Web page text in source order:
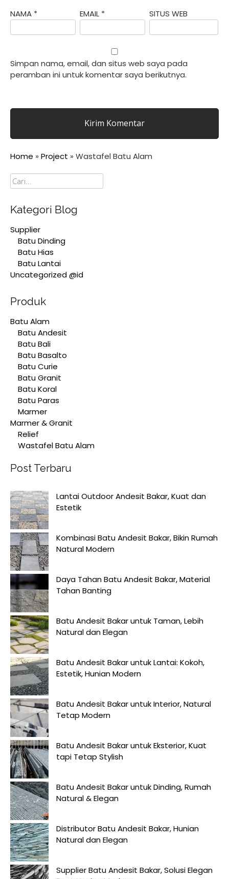
NAMA * EMAIL * SITUS WEB
Simpan nama, email, dan situs web saya pada
peramban ini untuk komentar saya berikutnya.
Home » Project » Wastafel Batu Alam
Cari
Kategori Blog
Supplier
Batu Dinding
Batu Hias
Batu Lantai
Uncategorized @id
Produk
Batu Alam
Batu Andesit
Batu Bali
Batu Basalto
Batu Curie
Batu Granit
Batu Koral
Batu Paras
Marmer
Marmer & Granit
Relief
Wastafel Batu Alam
Post Terbaru
Lantai Outdoor Andesit Bakar, Kuat dan
Estetik
Kombinasi Batu Andesit Bakar, Bikin Rumah
Natural Modern
Daya Tahan Batu Andesit Bakar, Material
Tahan Banting
Batu Andesit Bakar untuk Taman, Lebih
Natural dan Elegan
Batu Andesit Bakar untuk Lantai: Kokoh,
Estetik, Hunian Modern
Batu Andesit Bakar untuk Interior, Natural
Tetap Modern
Batu Andesit Bakar untuk Eksterior, Kuat
tapi Tetap Stylish
Batu Andesit Bakar untuk Dinding, Rumah
Natural & Elegan
Distributor Batu Andesit Bakar, Hunian
Natural dan Elegan
Supplier Batu Andesit Bakar, Solusi Elegan